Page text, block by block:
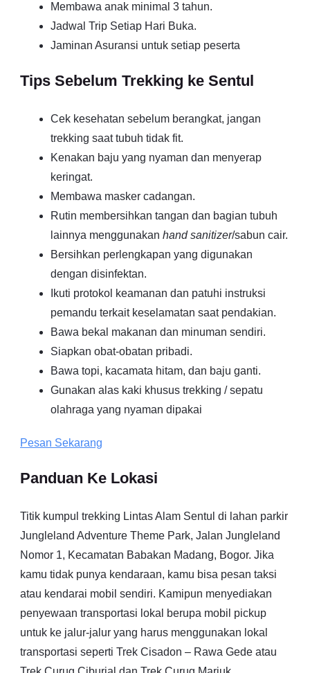
Membawa anak minimal 3 tahun.⁣⁣
Jadwal Trip Setiap Hari Buka.⁣⁣
Jaminan Asuransi untuk setiap peserta ⁣⁣
Tips Sebelum Trekking ke Sentul
Cek kesehatan sebelum berangkat, jangan
trekking saat tubuh tidak fit.
Kenakan baju yang nyaman dan menyerap
keringat.
Membawa masker cadangan.
Rutin membersihkan tangan dan bagian tubuh
lainnya menggunakan hand sanitizer/sabun cair.
Bersihkan perlengkapan yang digunakan
dengan disinfektan.
Ikuti protokol keamanan dan patuhi instruksi
pemandu terkait keselamatan saat pendakian.
Bawa bekal makanan dan minuman sendiri.
Siapkan obat-obatan pribadi.
Bawa topi, kacamata hitam, dan baju ganti.
Gunakan alas kaki khusus trekking / sepatu
olahraga yang nyaman dipakai
Pesan Sekarang
Panduan Ke Lokasi
Titik kumpul trekking Lintas Alam Sentul di lahan parkir
Jungleland Adventure Theme Park, Jalan Jungleland
Nomor 1, Kecamatan Babakan Madang, Bogor. Jika
kamu tidak punya kendaraan, kamu bisa pesan taksi
atau kendarai mobil sendiri. Kamipun menyediakan
penyewaan transportasi lokal berupa mobil pickup
untuk ke jalur-jalur yang harus menggunakan lokal
transportasi seperti Trek Cisadon – Rawa Gede atau